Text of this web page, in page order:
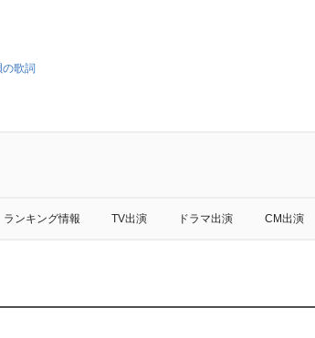
歌詞
ランキング情報 TV出演 ドラマ出演 CM出演